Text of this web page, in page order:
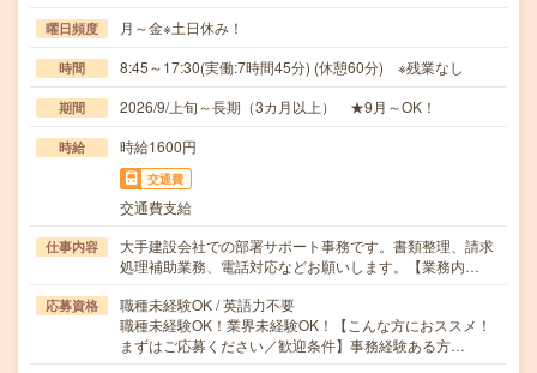
曜日頻度 月～金※土日休み！
時間 8:45～17:30(実働:7時間45分) (休憩60分) ※残業なし
期間 2026/9/上旬～長期（3カ月以上） ★9月～OK！
時給 時給1600円
交通費
交通費支給
仕事内容
大手建設会社での部署サポート事務です。書類整理、請求
処理補助業務、電話対応などお願いします。【業務内…
応募資格
職種未経験OK / 英語力不要
職種未経験OK！業界未経験OK！【こんな方におススメ！
まずはご応募ください／歓迎条件】事務経験ある方…